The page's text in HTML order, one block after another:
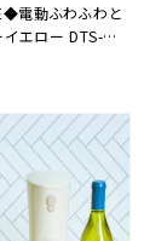
電動ふわふわと
イエロー DTS-